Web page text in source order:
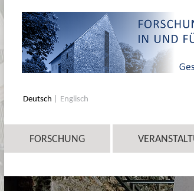
Deutsch Englisch
FORSCHUNG